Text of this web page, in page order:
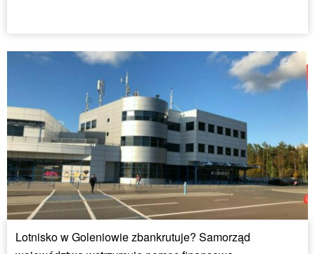
Lotnisko w Goleniowie zbankrutuje? Samorząd